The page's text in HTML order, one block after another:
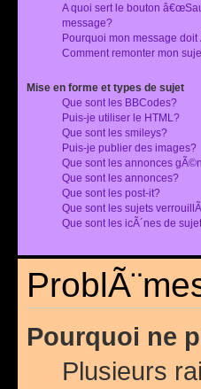
A quoi sert le bouton
message?
Pourquoi mon message doit
Comment remonter mon
Mise en forme et types de sujet
Que sont les BBCodes?
Puis-je utiliser le HTML?
Que sont les smileys?
Puis-je publier des images?
Que sont les annonces
Que sont les annonces?
Que sont les post-it?
Que sont les sujets
Que sont les icÃ´nes de
Pourquoi ne
Plusieurs